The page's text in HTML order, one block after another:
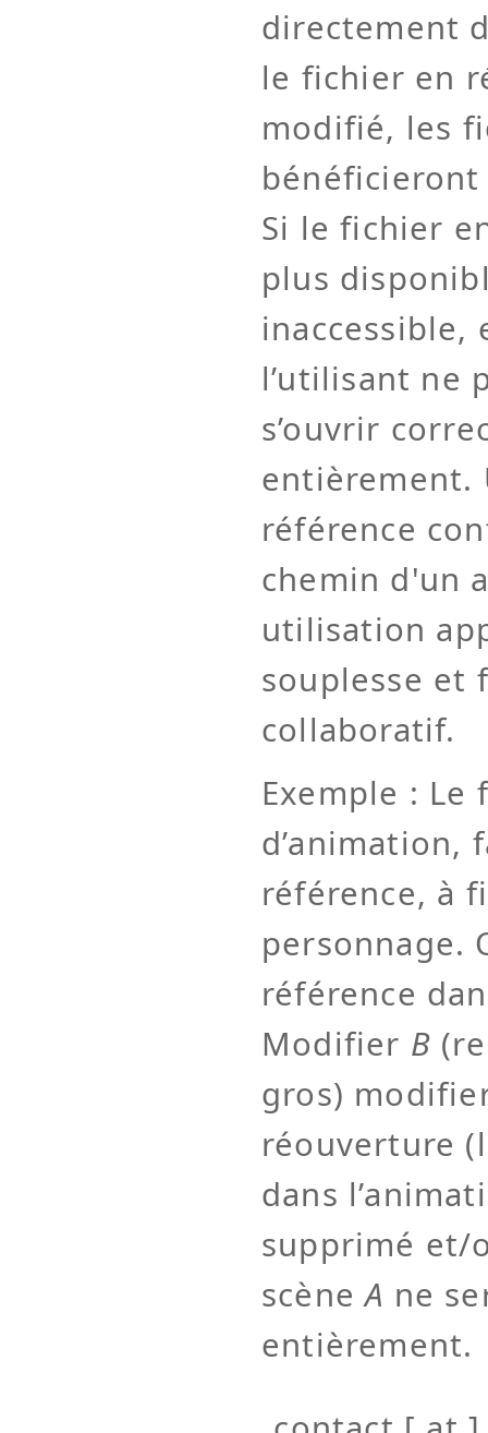
directement
le fichier en
modifié, les
Si le fichier
plus
inaccessible,
l’utilisant ne
s’ouvrir
entièrement.
référence
chemin d'un
utilisation
souplesse et
collaboratif.
Exemple :
d’animation,
référence, à
personnage.
référence
Modifier B
gros)
réouverture
dans
supprimé et/
scèneA ne
entièrement.